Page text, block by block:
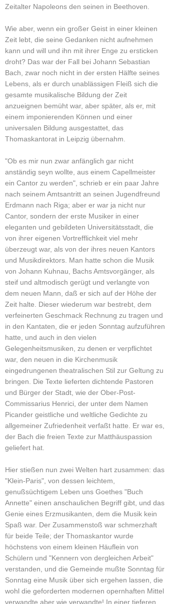
Zeitalter Napoleons den seinen in Beethoven.
Wie aber, wenn ein großer Geist in einer kleinen
Zeit lebt, die seine Gedanken nicht aufnehmen
kann und will und ihn mit ihrer Enge zu ersticken
droht? Das war der Fall bei Johann Sebastian
Bach, zwar noch nicht in der ersten Hälfte seines
Lebens, als er durch unablässigen Fleiß sich die
gesamte musikalische Bildung der Zeit
anzueignen bemüht war, aber später, als er, mit
einem imponierenden Können und einer
universalen Bildung ausgestattet, das
Thomaskantorat in Leipzig übernahm.
"Ob es mir nun zwar anfänglich gar nicht
anständig seyn wollte, aus einem Capellmeister
ein Cantor zu werden", schrieb er ein paar Jahre
nach seinem Amtsantritt an seinen Jugendfreund
Erdmann nach Riga; aber er war ja nicht nur
Cantor, sondern der erste Musiker in einer
eleganten und gebildeten Universitätsstadt, die
von ihrer eigenen Vortrefflichkeit viel mehr
überzeugt war, als von der ihres neuen Kantors
und Musikdirektors. Man hatte schon die Musik
von Johann Kuhnau, Bachs Amtsvorgänger, als
steif und altmodisch gerügt und verlangte von
dem neuen Mann, daß er sich auf der Höhe der
Zeit halte. Dieser wiederum war bestrebt, dem
verfeinerten Geschmack Rechnung zu tragen und
in den Kantaten, die er jeden Sonntag aufzuführen
hatte, und auch in den vielen
Gelegenheitsmusiken, zu denen er verpflichtet
war, den neuen in die Kirchenmusik
eingedrungenen theatralischen Stil zur Geltung zu
bringen. Die Texte lieferten dichtende Pastoren
und Bürger der Stadt, wie der Ober-Post-
Commissarius Henrici, der unter dem Namen
Picander geistliche und weltliche Gedichte zu
allgemeiner Zufriedenheit verfaßt hatte. Er war es,
der Bach die freien Texte zur Matthäuspassion
geliefert hat.
Hier stießen nun zwei Welten hart zusammen: das
"Klein-Paris", von dessen leichtem,
genußsüchtigem Leben uns Goethes "Buch
Annette" einen anschaulichen Begriff gibt, und das
Genie eines Erzmusikanten, dem die Musik kein
Spaß war. Der Zusammenstoß war schmerzhaft
für beide Teile; der Thomaskantor wurde
höchstens von einem kleinen Häuflein von
Schülern und "Kennern von dergleichen Arbeit"
verstanden, und die Gemeinde mußte Sonntag für
Sonntag eine Musik über sich ergehen lassen, die
wohl die geforderten modernen opernhaften Mittel
verwandte aber wie verwandte! In einer tieferen